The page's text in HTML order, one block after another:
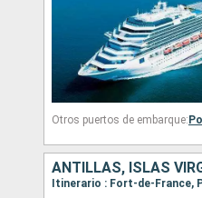
Otros puertos de embarque:
ANTILLAS, ISLAS